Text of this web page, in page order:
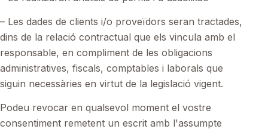
– Les dades de clients i/o proveïdors seran tractades,
dins de la relació contractual que els vincula amb el
responsable, en compliment de les obligacions
administratives, fiscals, comptables i laborals que
siguin necessàries en virtut de la legislació vigent.
Podeu revocar en qualsevol moment el vostre
consentiment remetent un escrit amb l'assumpte